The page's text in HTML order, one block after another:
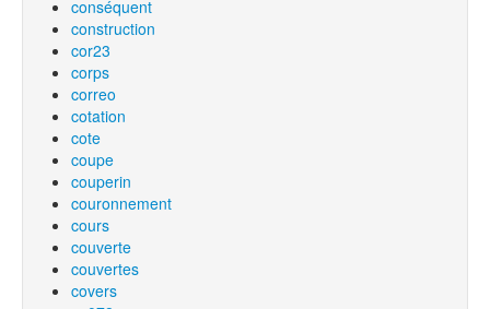
conséquent
construction
cor23
corps
correo
cotation
cote
coupe
couperin
couronnement
cours
couverte
couvertes
covers